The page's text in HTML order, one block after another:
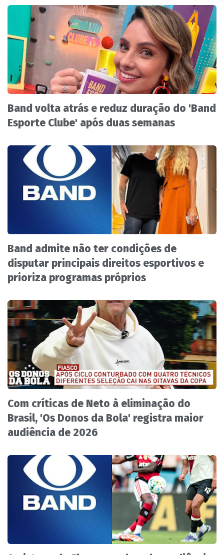
Band volta atrás e reduz duração do 'Band
Esporte Clube' após duas semanas
Band admite não ter condições de
disputar principais direitos esportivos e
prioriza programas próprios
Com críticas de Neto à eliminação do
Brasil, 'Os Donos da Bola' registra maior
audiência de 2026